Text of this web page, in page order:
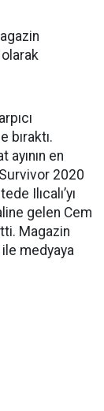
bıraktı.
ayının en
2020
Ilıcalı’yı
gelen Cem
Magazin
medyaya